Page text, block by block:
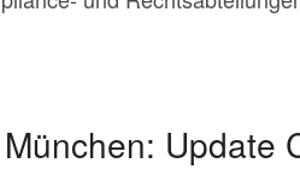
Update